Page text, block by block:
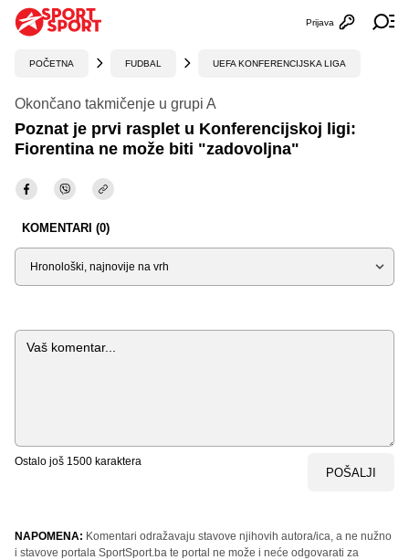
Otvori
Prijava
POČETNA FUDBAL UEFA KONFERENCIJSKA LIGA
Okončano takmičenje u grupi A
Poznat je prvi rasplet u Konferencijskoj ligi:
Fiorentina ne može biti "zadovoljna"
KOMENTARI (0)
Sortiraj
Komentar
Ostalo još 1500 karaktera
POŠALJI
NAPOMENA: Komentari odražavaju stavove njihovih autora/ica, a ne nužno
i stavove portala SportSport.ba te portal ne može i neće odgovarati za